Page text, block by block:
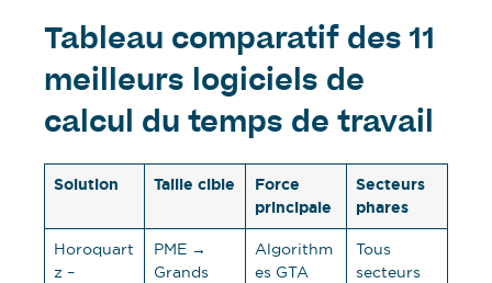
Tableau comparatif des 11
meilleurs logiciels de
calcul du temps de travail
Solution Taille cible
Force
principale
Secteurs
phares
Horoquart
z –
PME →
Grands
Algorithm
es GTA
Tous
secteurs